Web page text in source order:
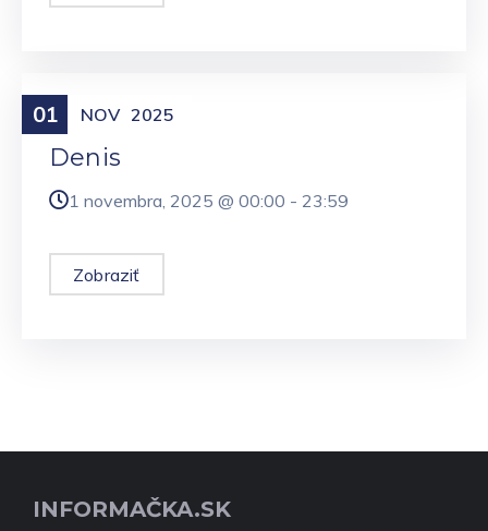
01 NOV 2025
Meniny
Denis
1 novembra, 2025 @ 00:00 - 23:59
Zobraziť
INFORMAČKA.SK